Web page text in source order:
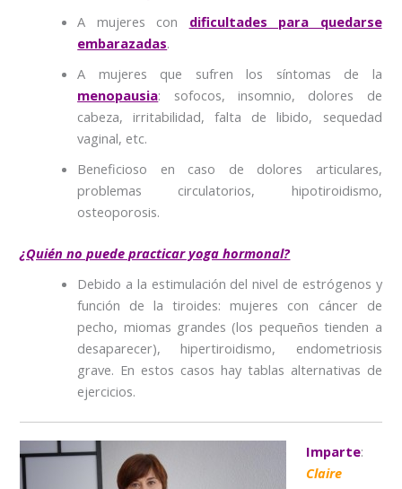
A mujeres con dificultades para quedarse
embarazadas.
A mujeres que sufren los síntomas de la
menopausia: sofocos, insomnio, dolores de
cabeza, irritabilidad, falta de libido, sequedad
vaginal, etc.
Beneficioso en caso de dolores articulares,
problemas circulatorios, hipotiroidismo,
osteoporosis.
¿Quién no puede practicar yoga hormonal?
Debido a la estimulación del nivel de estrógenos y
función de la tiroides: mujeres con cáncer de
pecho, miomas grandes (los pequeños tienden a
desaparecer), hipertiroidismo, endometriosis
grave. En estos casos hay tablas alternativas de
ejercicios.
Imparte:
Claire